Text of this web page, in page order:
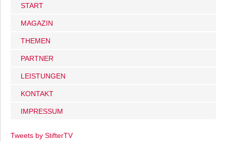
START
MAGAZIN
THEMEN
PARTNER
LEISTUNGEN
KONTAKT
IMPRESSUM
Tweets by StifterTV